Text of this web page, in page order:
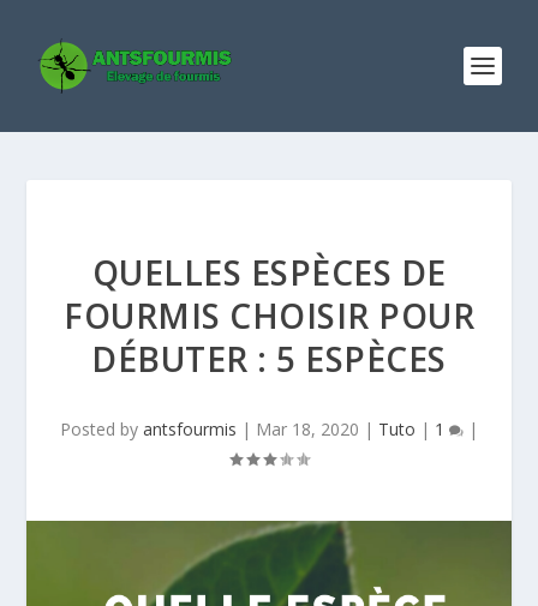
QUELLES ESPÈCES DE
FOURMIS CHOISIR POUR
DÉBUTER : 5 ESPÈCES
Posted by antsfourmis | Mar 18, 2020 | Tuto | 1 |